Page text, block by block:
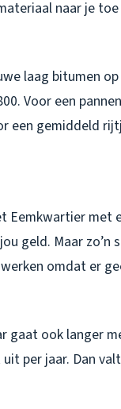
naar je
laag bitumen
Voor een
een gemiddeld
Eemkwartier met
geld. Maar zo’n
omdat er
gaat ook langer
per jaar. Dan